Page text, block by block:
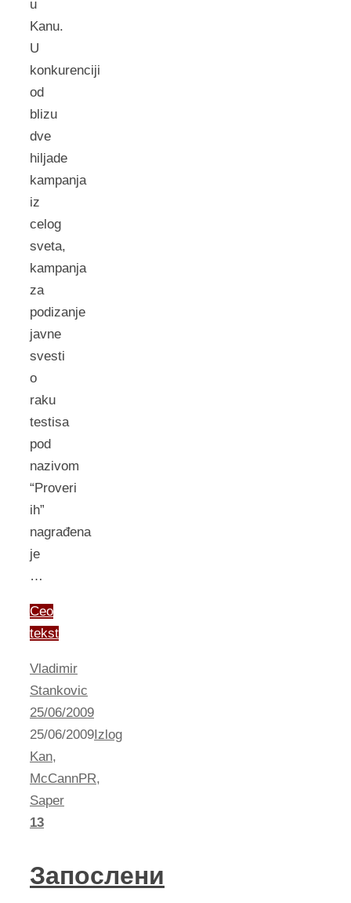
u
Kanu.
U
konkurenciji
od
blizu
dve
hiljade
kampanja
iz
celog
sveta,
kampanja
za
podizanje
javne
svesti
o
raku
testisa
pod
nazivom
“Proveri
ih”
nagrađena
je
…
Ceo
tekst
Vladimir
Stankovic
25/06/2009
25/06/2009Izlog
Kan,
McCannPR,
Saper
13
Запослени